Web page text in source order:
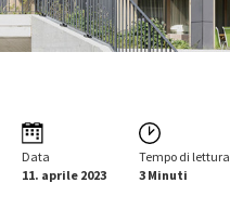
Data
11. aprile 2023
Tempo di lettura
3 Minuti